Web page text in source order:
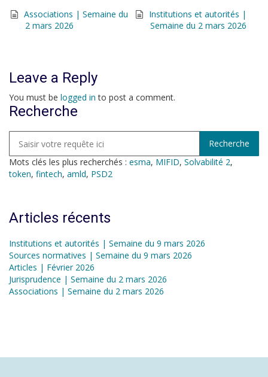
Associations | Semaine du
2 mars 2026
Institutions et autorités |
Semaine du 2 mars 2026
Leave a Reply
You must be logged in to post a comment.
Recherche
Mots clés les plus recherchés : esma, MIFID, Solvabilité 2,
token, fintech, amld, PSD2
Articles récents
Institutions et autorités | Semaine du 9 mars 2026
Sources normatives | Semaine du 9 mars 2026
Articles | Février 2026
Jurisprudence | Semaine du 2 mars 2026
Associations | Semaine du 2 mars 2026